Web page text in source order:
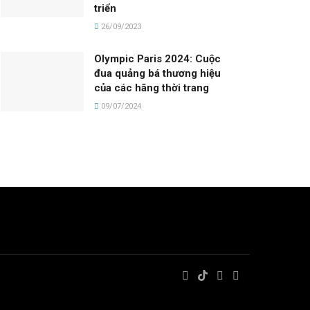
triển
26/09/2023
Olympic Paris 2024: Cuộc
đua quảng bá thương hiệu
của các hãng thời trang
09/07/2024